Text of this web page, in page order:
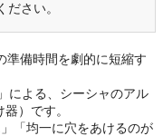
さい。
準備時間を劇的に短縮す
による、シーシャのアル
）です。
「均一に穴をあけるのが